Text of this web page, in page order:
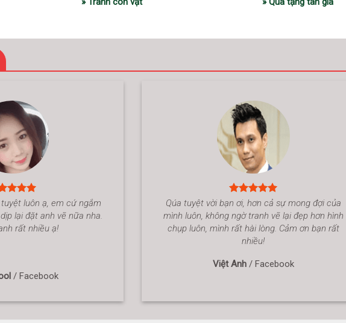
luôn ạ, em cứ ngắm
lại đặt anh vẽ nữa nha.
rất nhiều ạ!
/ Facebook
Qúa tuyệt vời bạn ơi, hơn cả sự mong đợi của
mình luôn, không ngờ tranh vẽ lại đẹp hơn hình
chụp luôn, mình rất hài lòng. Cảm ơn bạn rất
nhiều!
Việt Anh / Facebook